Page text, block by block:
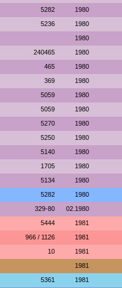
5282 1980
5236 1980
1980
240465 1980
465 1980
369 1980
5059 1980
5059 1980
5270 1980
5250 1980
5140 1980
1705 1980
5134 1980
5282 1980
329-80 02.1980
5444 1981
966 / 1126 1981
10 1981
1981
5361 1981